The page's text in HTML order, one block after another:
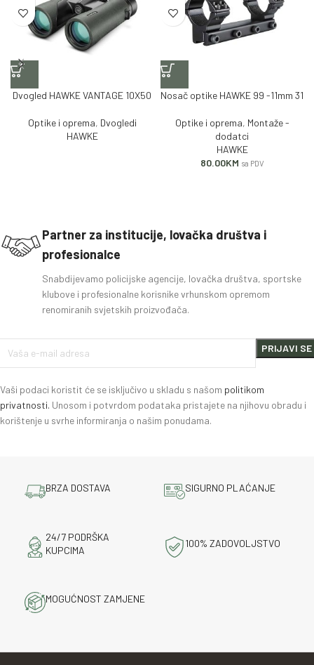
Dvogled HAWKE VANTAGE 10X50
Optike i oprema, Dvogledi
HAWKE
Nosač optike HAWKE 99 -11mm 31
Optike i oprema, Montaže -
dodatci
HAWKE
80.00KM sa PDV
Partner za institucije, lovačka društva i
profesionalce
Snabdijevamo policijske agencije, lovačka društva, sportske
klubove i profesionalne korisnike vrhunskom opremom
renomiranih svjetskih proizvođača.
Vaši podaci koristit će se isključivo u skladu s našom politikom
privatnosti. Unosom i potvrdom podataka pristajete na njihovu obradu i
korištenje u svrhe informiranja o našim ponudama.
BRZA DOSTAVA SIGURNO PLAĆANJE
24/7 PODRŠKA
KUPCIMA
100% ZADOVOLJSTVO
MOGUĆNOST ZAMJENE